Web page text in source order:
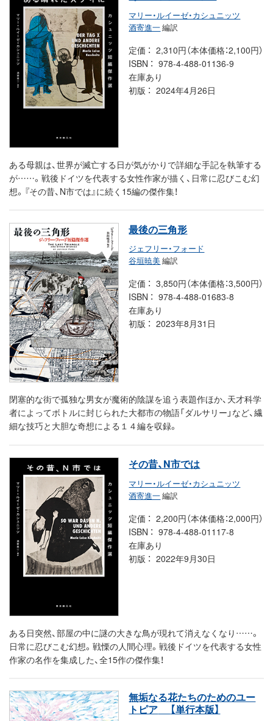
マリー・ルイーゼ・カシュニッツ
酒寄進一編訳
定価
2,310円（本体価格：2,100円）
ISBN
978-4-488-01136-9
在庫あり
初版
2024年4月26日
ある母親は、世界が滅亡する日が気がかりで詳細な手記を執筆する
が……。戦後ドイツを代表する女性作家が描く、日常に忍びこむ幻
想。『その昔、N市では』に続く15編の傑作集！
最後の三角形
ジェフリー・フォード
谷垣暁美編訳
定価
3,850円（本体価格：3,500円）
ISBN
978-4-488-01683-8
在庫あり
初版
2023年8月31日
閉塞的な街で孤独な男女が魔術的陰謀を追う表題作ほか、天才科学
者によってボトルに封じられた大都市の物語「ダルサリー」など、繊
細な技巧と大胆な奇想による１４編を収録。
その昔、N市では
マリー・ルイーゼ・カシュニッツ
酒寄進一編訳
定価
2,200円（本体価格：2,000円）
ISBN
978-4-488-01117-8
在庫あり
初版
2022年9月30日
ある日突然、部屋の中に謎の大きな鳥が現れて消えなくなり……。
日常に忍びこむ幻想。戦慄の人間心理。戦後ドイツを代表する女性
作家の名作を集成した、全15作の傑作集！
無垢なる花たちのためのユー
トピア
【単行本版】